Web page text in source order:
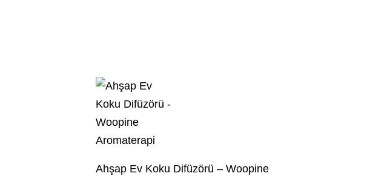
Ahşap Ev Koku Difüzörü – Woopine